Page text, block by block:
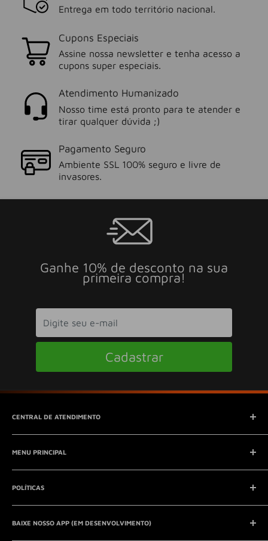
Entrega em todo território nacional.
Cupons Especiais
Assine nossa newsletter e tenha acesso a
cupons super especiais.
Atendimento Humanizado
Nosso time está pronto para te atender e
tirar qualquer dúvida ;)
Pagamento Seguro
Ambiente SSL 100% seguro e livre de
invasores.
Ganhe 10% de desconto na sua
primeira compra!
Cadastrar
CENTRAL DE ATENDIMENTO
E-mail:
Telefone:41 8761-7286
MENU PRINCIPAL
Início
Catálogo
Entrar em contato
QUEM SOMOS?
POLÍTICAS
Aviso Legal
Política de Privacidade
BAIXE NOSSO APP (EM DESENVOLVIMENTO)